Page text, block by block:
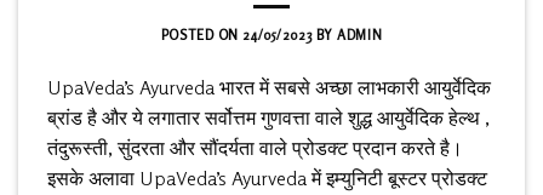
POSTED ON24/05/2023BYADMIN
UpaVeda’s Ayurveda भारत में सबसे अच्छा लाभकारी आयुर्वेदिक
ब्रांड है और ये लगातार सर्वोत्तम गुणवत्ता वाले शुद्ध आयुर्वेदिक हेल्थ ,
तंदुरूस्ती, सुंदरता और सौंदर्यता वाले प्रोडक्ट प्रदान करते है।
इसके अलावा UpaVeda’s Ayurveda में इम्युनिटी बूस्टर प्रोडक्ट